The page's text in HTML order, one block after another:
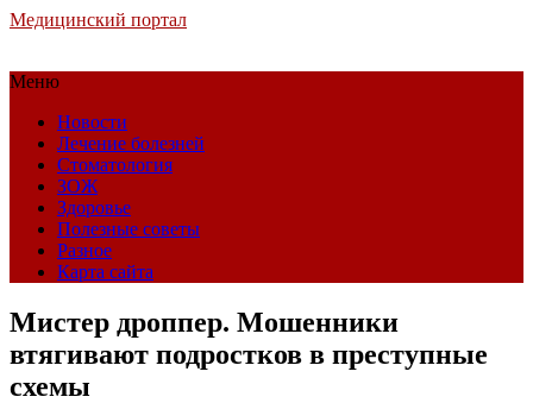
Медицинский портал
Меню
Новости
Лечение болезней
Стоматология
ЗОЖ
Здоровье
Полезные советы
Разное
Карта сайта
Мистер дроппер. Мошенники
втягивают подростков в преступные
схемы